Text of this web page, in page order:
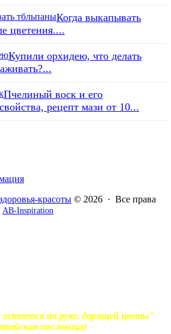
Когда выкапывать
цветения....
Купили орхидею, что делать
Пчелиный воск и его
рецепт мази от 10...
красоты © 2026 · Все права
AB-Inspiration
на руке, дарящей цветы"
пословица)